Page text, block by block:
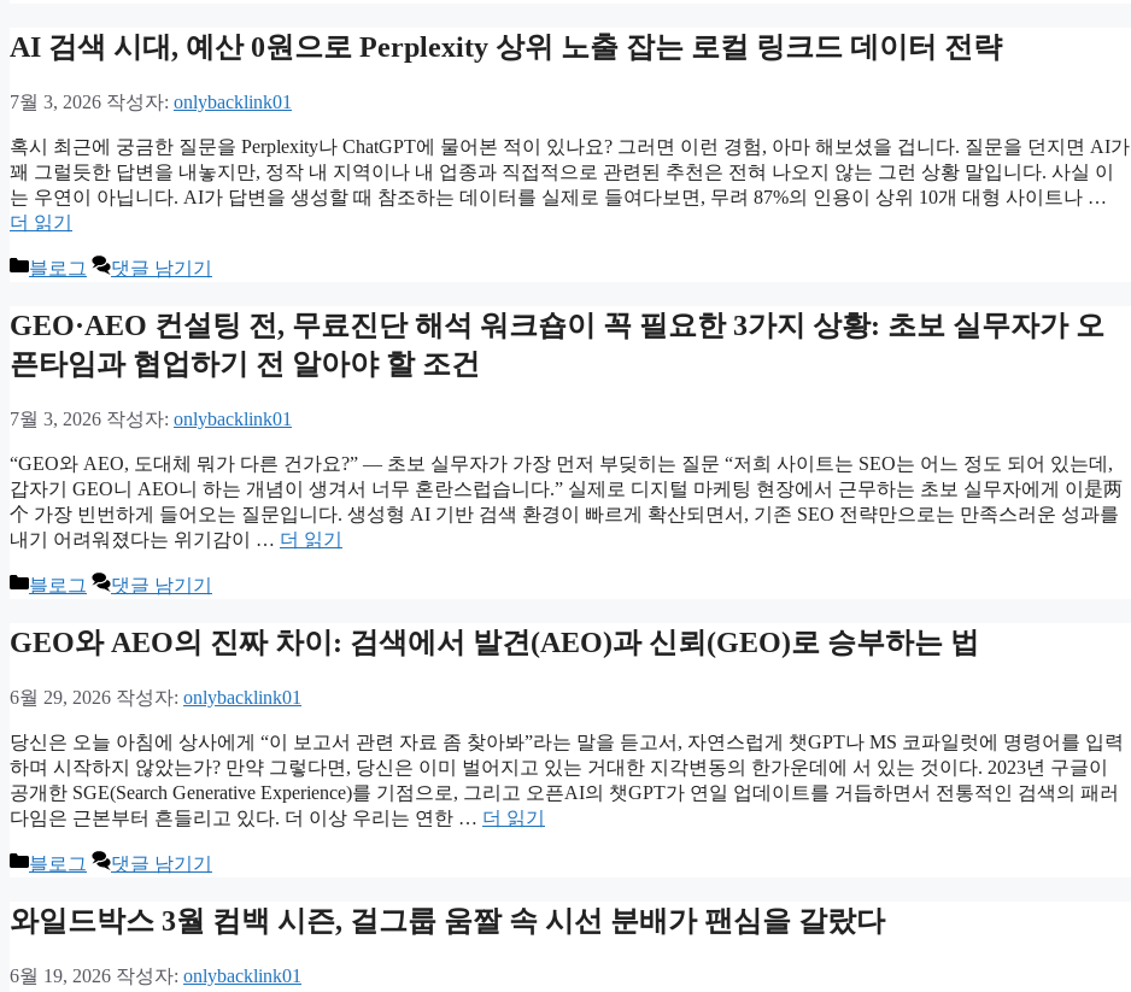
고
리
AI 검색 시대, 예산 0원으로 Perplexity 상위 노출 잡는 로컬 링크드 데이터 전략
7월 3, 2026 작성자: onlybacklink01
혹시 최근에 궁금한 질문을 Perplexity나 ChatGPT에 물어본 적이 있나요? 그러면 이런 경험, 아마 해보셨을 겁니다. 질문을 던지면 AI가
꽤 그럴듯한 답변을 내놓지만, 정작 내 지역이나 내 업종과 직접적으로 관련된 추천은 전혀 나오지 않는 그런 상황 말입니다. 사실 이
는 우연이 아닙니다. AI가 답변을 생성할 때 참조하는 데이터를 실제로 들여다보면, 무려 87%의 인용이 상위 10개 대형 사이트나 …
더 읽기
카
고
리
블로그 댓글 남기기
GEO·AEO 컨설팅 전, 무료진단 해석 워크숍이 꼭 필요한 3가지 상황: 초보 실무자가 오
픈타임과 협업하기 전 알아야 할 조건
7월 3, 2026 작성자: onlybacklink01
“GEO와 AEO, 도대체 뭐가 다른 건가요?” — 초보 실무자가 가장 먼저 부딪히는 질문 “저희 사이트는 SEO는 어느 정도 되어 있는데,
갑자기 GEO니 AEO니 하는 개념이 생겨서 너무 혼란스럽습니다.” 실제로 디지털 마케팅 현장에서 근무하는 초보 실무자에게 이是两
个 가장 빈번하게 들어오는 질문입니다. 생성형 AI 기반 검색 환경이 빠르게 확산되면서, 기존 SEO 전략만으로는 만족스러운 성과를
내기 어려워졌다는 위기감이 … 더 읽기
카
고
리
블로그 댓글 남기기
GEO와 AEO의 진짜 차이: 검색에서 발견(AEO)과 신뢰(GEO)로 승부하는 법
6월 29, 2026 작성자: onlybacklink01
당신은 오늘 아침에 상사에게 “이 보고서 관련 자료 좀 찾아봐”라는 말을 듣고서, 자연스럽게 챗GPT나 MS 코파일럿에 명령어를 입력
하며 시작하지 않았는가? 만약 그렇다면, 당신은 이미 벌어지고 있는 거대한 지각변동의 한가운데에 서 있는 것이다. 2023년 구글이
공개한 SGE(Search Generative Experience)를 기점으로, 그리고 오픈AI의 챗GPT가 연일 업데이트를 거듭하면서 전통적인 검색의 패러
다임은 근본부터 흔들리고 있다. 더 이상 우리는 연한 … 더 읽기
카
고
리
블로그 댓글 남기기
와일드박스 3월 컴백 시즌, 걸그룹 움짤 속 시선 분배가 팬심을 갈랐다
6월 19, 2026 작성자: onlybacklink01